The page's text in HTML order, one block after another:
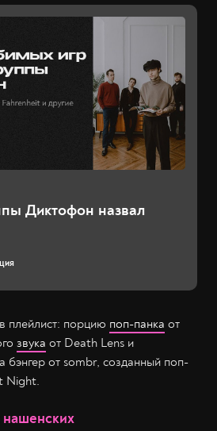
Диктофон назвал
плейлист: порцию поп-панка от
звука от Death Lens и
бэнгер от sombr, созданный поп-
Night.